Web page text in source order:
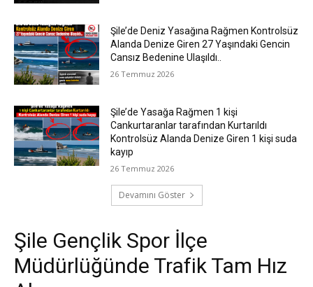
Şile’de Deniz Yasağına Rağmen Kontrolsüz
Alanda Denize Giren 27 Yaşındaki Gencin
Cansız Bedenine Ulaşıldı..
26 Temmuz 2026
Şile’de Yasağa Rağmen 1 kişi
Cankurtaranlar tarafından Kurtarıldı
Kontrolsüz Alanda Denize Giren 1 kişi suda
kayıp
26 Temmuz 2026
Devamını Göster
Şile Gençlik Spor İlçe
Müdürlüğünde Trafik Tam Hız